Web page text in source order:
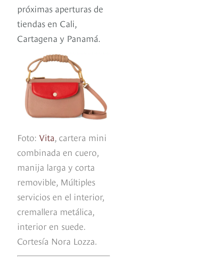
próximas aperturas de
tiendas en Cali,
Cartagena y Panamá.
Foto: Vita, cartera mini
combinada en cuero,
manija larga y corta
removible, Múltiples
servicios en el interior,
cremallera metálica,
interior en suede.
Cortesía Nora Lozza.